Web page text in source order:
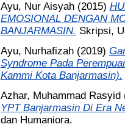
Ayu, Nur Aisyah(2015)
EMOSIONAL DENGAN
BANJARMASIN. Skripsi,
Ayu, Nurhafizah(2019)
Syndrome Pada
Kammi Kota Banjarmasin).
Azhar, Muhammad Rasyid
YPT Banjarmasin Di Era
dan Humaniora.